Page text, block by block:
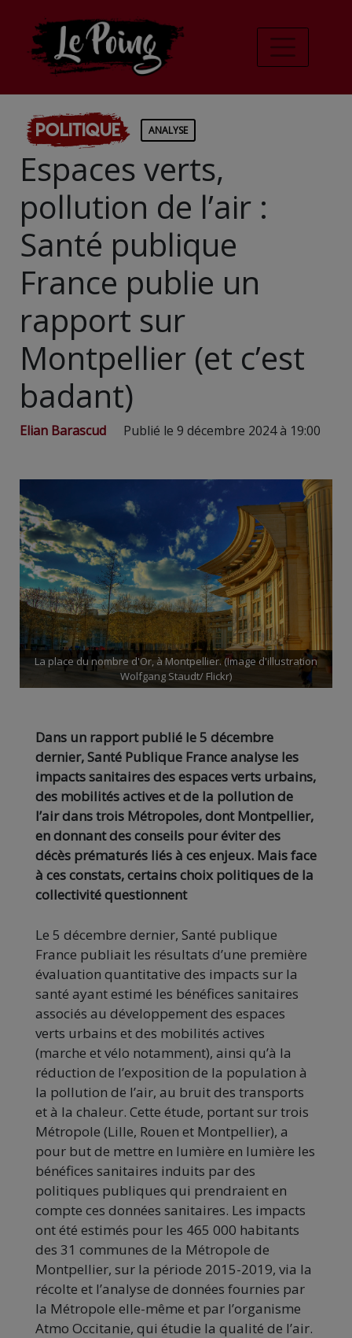
Politique ANALYSE
Espaces verts,
pollution de l’air :
Santé publique
France publie un
rapport sur
Montpellier (et c’est
badant)
Elian Barascud Publié le 9 décembre 2024 à 19:00
La place du nombre d'Or, à Montpellier. (Image d'illustration
Wolfgang Staudt/ Flickr)
Dans un rapport publié le 5 décembre
dernier, Santé Publique France analyse les
impacts sanitaires des espaces verts urbains,
des mobilités actives et de la pollution de
l’air dans trois Métropoles, dont Montpellier,
en donnant des conseils pour éviter des
décès prématurés liés à ces enjeux. Mais face
à ces constats, certains choix politiques de la
collectivité questionnent
Le 5 décembre dernier, Santé publique
France publiait les résultats d’une première
évaluation quantitative des impacts sur la
santé ayant estimé les bénéfices sanitaires
associés au développement des espaces
verts urbains et des mobilités actives
(marche et vélo notamment), ainsi qu’à la
réduction de l’exposition de la population à
la pollution de l’air, au bruit des transports
et à la chaleur. Cette étude, portant sur trois
Métropole (Lille, Rouen et Montpellier), a
pour but de mettre en lumière en lumière les
bénéfices sanitaires induits par des
politiques publiques qui prendraient en
compte ces données sanitaires. Les impacts
ont été estimés pour les 465 000 habitants
des 31 communes de la Métropole de
Montpellier, sur la période 2015-2019, via la
récolte et l’analyse de données fournies par
la Métropole elle-même et par l’organisme
Atmo Occitanie, qui étudie la qualité de l’air.